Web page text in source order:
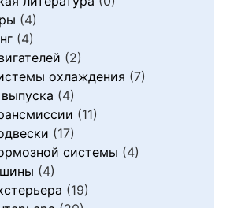
(4)
(4)
(2)
охлаждения (7)
(4)
(11)
(17)
системы (4)
(4)
(19)